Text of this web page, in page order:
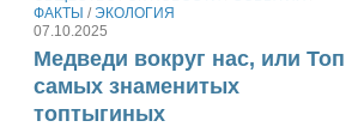
ФАКТЫ /ЭКОЛОГИЯ
07.10.2025
Медведи вокруг нас, или Топ
самых знаменитых
топтыгиных